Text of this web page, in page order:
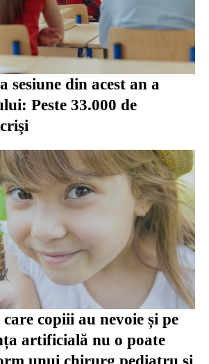
sesiune din acest an a
Peste 33.000 de
copiii au nevoie și pe
artificială nu o poate
unui chirurg pediatru și